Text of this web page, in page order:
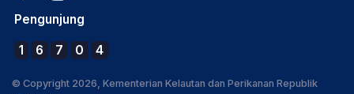
Pengunjung
1 6 7 0 4
© Copyright 2026, Kementerian Kelautan dan Perikanan Republik